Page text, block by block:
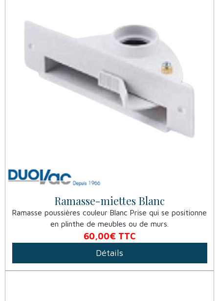
Ramasse-miettes Blanc
Ramasse poussières couleur Blanc Prise qui se positionne
en plinthe de meubles ou de murs.
60,00€ TTC
Détails